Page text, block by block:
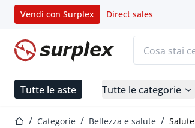
Vendi con Surplex Direct sales
Home
Tutte le aste Tutte le categorie
Home Categorie Bellezza e salute Salute